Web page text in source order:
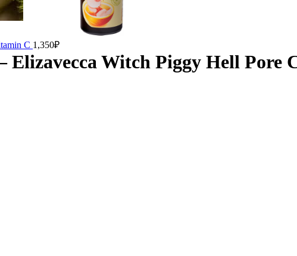
C 1,350₽
Witch Piggy Hell Pore